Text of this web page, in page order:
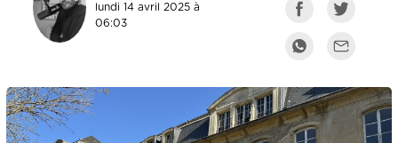
lundi 14 avril 2025 à
06:03